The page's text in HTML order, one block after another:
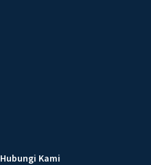
Hubungi Kami